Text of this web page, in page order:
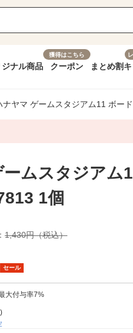
ジナル商品
獲得はこちら
クーポン まとめ割
ナヤマ ゲームスタジアム11 ボー
ムスタジアム
1個
1,430円（税込）
セール
大付与率7%